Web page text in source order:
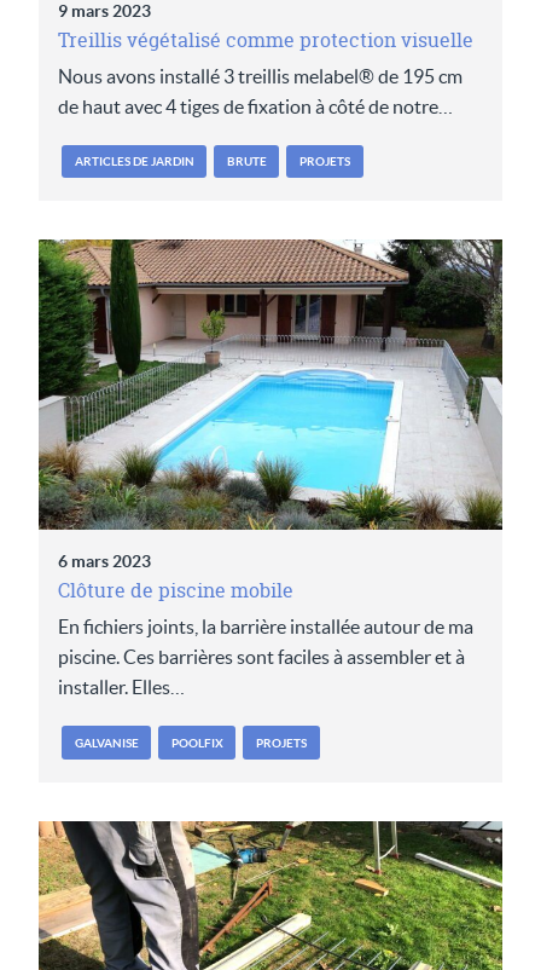
9 mars 2023
Treillis végétalisé comme protection visuelle
Nous avons installé 3 treillis melabel® de 195 cm
de haut avec 4 tiges de fixation à côté de notre…
ARTICLES DE JARDIN BRUTE PROJETS
6 mars 2023
Clôture de piscine mobile
En fichiers joints, la barrière installée autour de ma
piscine. Ces barrières sont faciles à assembler et à
installer. Elles…
GALVANISE POOLFIX PROJETS